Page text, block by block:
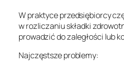
W praktyce przedsiębiorcy
w rozliczaniu składki
prowadzić do zaległości lub
Najczęstsze problemy: